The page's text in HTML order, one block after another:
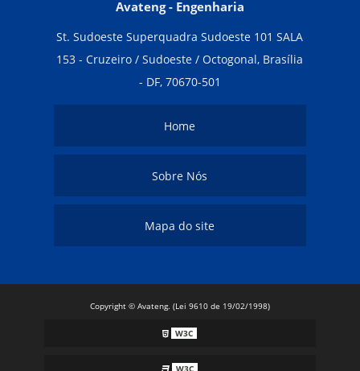
Avateng - Engenharia
St. Sudoeste Superquadra Sudoeste 101 SALA
153 - Cruzeiro / Sudoeste / Octogonal, Brasília
- DF, 70670-501
Home
Sobre Nós
Mapa do site
Copyright © Avateng. (Lei 9610 de 19/02/1998)
W3C